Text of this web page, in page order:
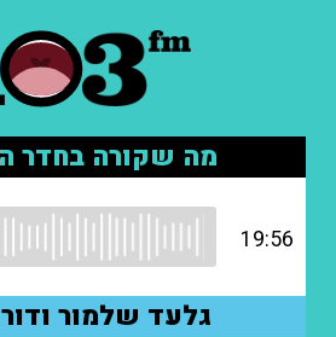
מה שקורה בחדר
19:56
גלעד שלמור